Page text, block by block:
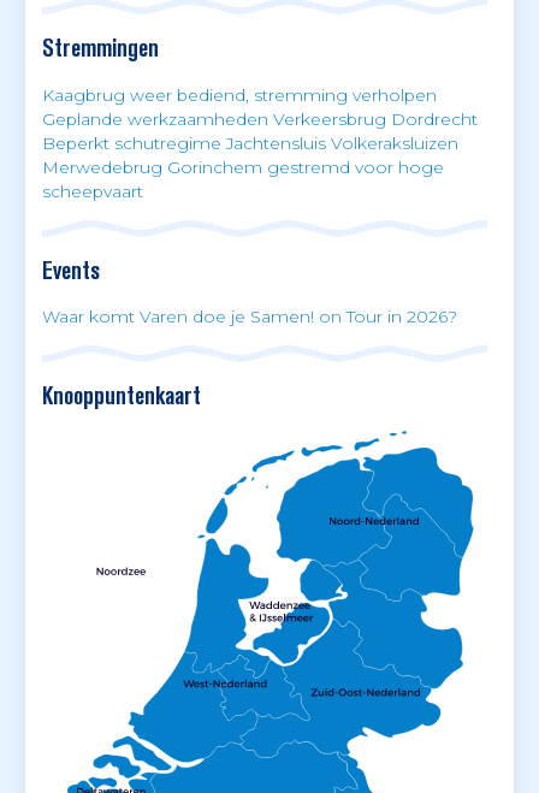
Stremmingen
Kaagbrug weer bediend, stremming verholpen
Geplande werkzaamheden Verkeersbrug Dordrecht
Beperkt schutregime Jachtensluis Volkeraksluizen
Merwedebrug Gorinchem gestremd voor hoge
scheepvaart
Events
Waar komt Varen doe je Samen! on Tour in 2026?
Knooppuntenkaart